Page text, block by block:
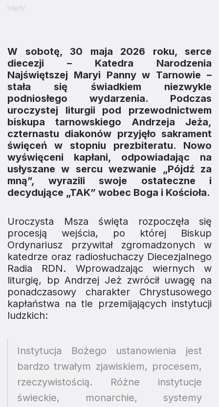
błędy
W sobotę, 30 maja 2026 roku, serce
diecezji – Katedra Narodzenia
Najświętszej Maryi Panny w Tarnowie –
stała się świadkiem niezwykle
podniosłego wydarzenia. Podczas
uroczystej liturgii pod przewodnictwem
biskupa tarnowskiego Andrzeja Jeża,
czternastu diakonów przyjęło sakrament
święceń w stopniu prezbiteratu. Nowo
wyświęceni kapłani, odpowiadając na
usłyszane w sercu wezwanie „Pójdź za
mną”, wyrazili swoje ostateczne i
decydujące „TAK” wobec Boga i Kościoła.
Uroczysta Msza święta rozpoczęła się
procesją wejścia, po której Biskup
Ordynariusz przywitał zgromadzonych w
katedrze oraz radiosłuchaczy Diecezjalnego
Radia RDN. Wprowadzając wiernych w
liturgię, bp Andrzej Jeż zwrócił uwagę na
ponadczasowy charakter Chrystusowego
kapłaństwa na tle przemijających instytucji
ludzkich:
Instytucja Bożego ustanowienia jest
bardzo trwałym zjawiskiem, procesem,
rzeczywistością. Różne instytucje
świeckie, monarchie, systemy